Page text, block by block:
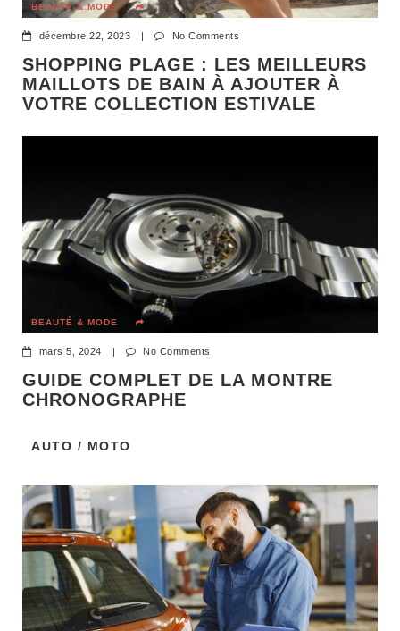
BEAUTÉ & MODE
décembre 22, 2023 | No Comments
SHOPPING PLAGE : LES MEILLEURS
MAILLOTS DE BAIN À AJOUTER À
VOTRE COLLECTION ESTIVALE
BEAUTÉ & MODE
mars 5, 2024 | No Comments
GUIDE COMPLET DE LA MONTRE
CHRONOGRAPHE
AUTO / MOTO